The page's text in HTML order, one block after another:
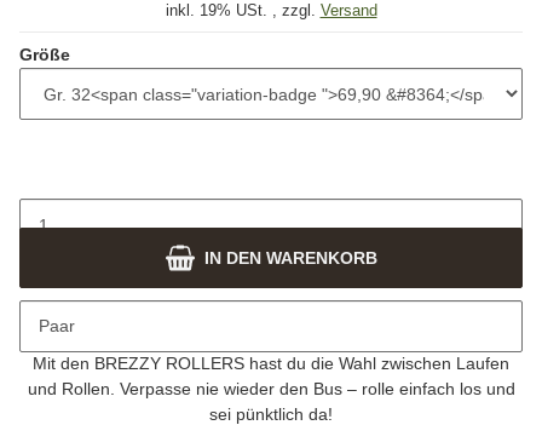
inkl. 19% USt. , zzgl. Versand
Größe
Paar
IN DEN WARENKORB
Mit den BREZZY ROLLERS hast du die Wahl zwischen Laufen
und Rollen. Verpasse nie wieder den Bus – rolle einfach los und
sei pünktlich da!